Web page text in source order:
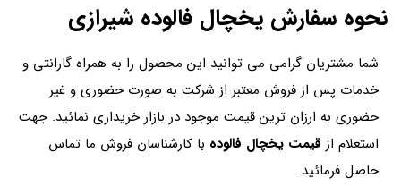
نحوه سفارش یخچال فالوده شیرازی
شما مشتریان گرامی می توانید این محصول را به همراه گارانتی و
خدمات پس از فروش معتبر از شرکت به صورت حضوری و غیر
حضوری به ارزان ترین قیمت موجود در بازار خریداری نمائید. جهت
استعلام از قیمت یخچال فالوده با کارشناسان فروش ما تماس
حاصل فرمائید.